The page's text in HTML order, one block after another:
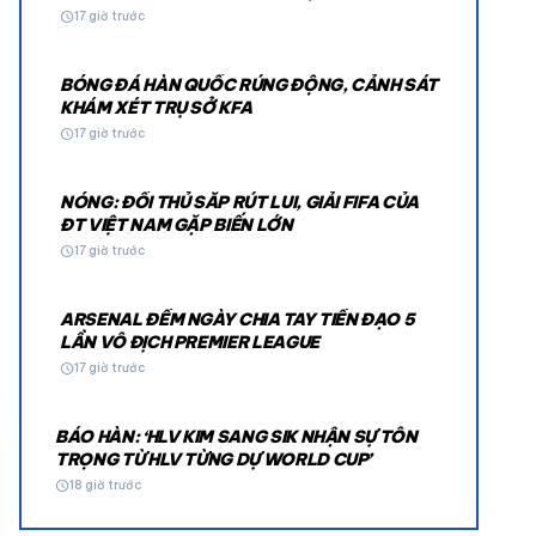
© 2026 TT24H
schedule17 giờ trước
BÓNG ĐÁ HÀN QUỐC RÚNG ĐỘNG, CẢNH SÁT
KHÁM XÉT TRỤ SỞ KFA
schedule17 giờ trước
NÓNG: ĐỐI THỦ SẮP RÚT LUI, GIẢI FIFA CỦA
ĐT VIỆT NAM GẶP BIẾN LỚN
schedule17 giờ trước
ARSENAL ĐẾM NGÀY CHIA TAY TIỀN ĐẠO 5
LẦN VÔ ĐỊCH PREMIER LEAGUE
schedule17 giờ trước
BÁO HÀN: ‘HLV KIM SANG SIK NHẬN SỰ TÔN
TRỌNG TỪ HLV TỪNG DỰ WORLD CUP’
schedule18 giờ trước